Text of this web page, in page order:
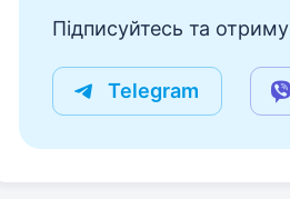
Підписуйтесь та
Telegram